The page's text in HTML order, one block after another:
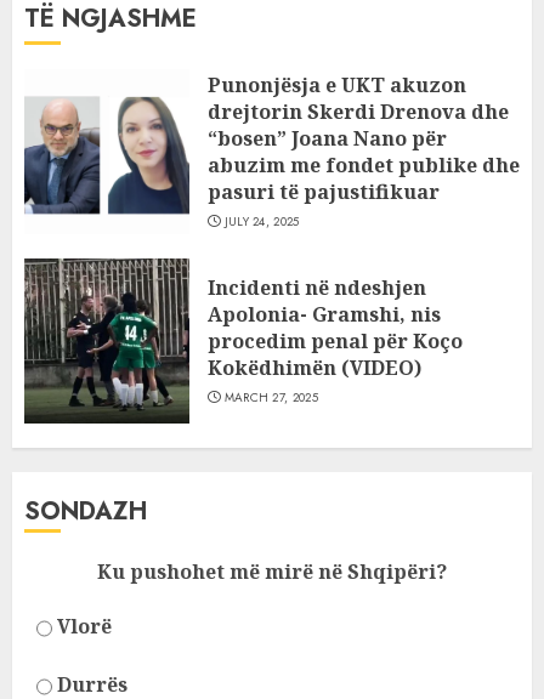
TË NGJASHME
Punonjësja e UKT akuzon
drejtorin Skerdi Drenova dhe
“bosen” Joana Nano për
abuzim me fondet publike dhe
pasuri të pajustifikuar
JULY 24, 2025
Incidenti në ndeshjen
Apolonia- Gramshi, nis
procedim penal për Koço
Kokëdhimën (VIDEO)
MARCH 27, 2025
SONDAZH
Ku pushohet më mirë në Shqipëri?
Vlorë
Durrës